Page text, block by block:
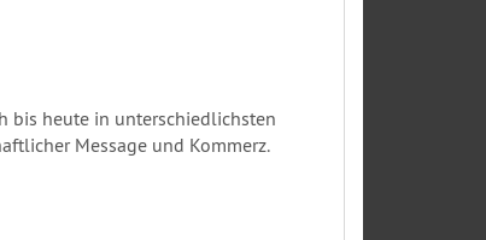
bis heute in unterschiedlichsten
Message und Kommerz.